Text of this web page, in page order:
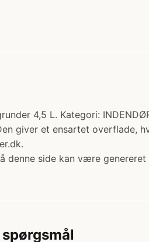
4,5 L. Kategori:
giver et ensartet overflade,
denne side kan være